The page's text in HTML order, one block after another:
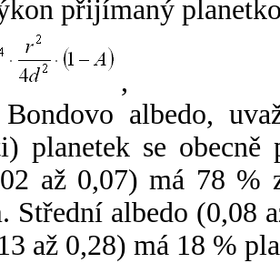
přijímaný
,
albedo,
planetek se
až 0,07) má 78 %
Střední albedo (0,08
až 0,28) má 18 %